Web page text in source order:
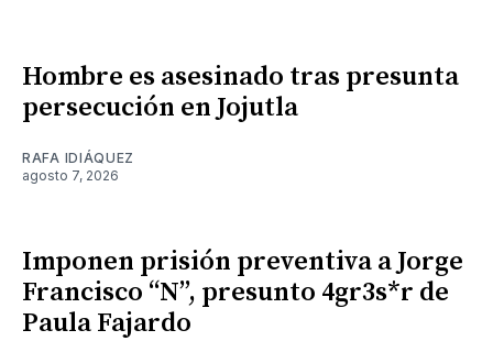
Hombre es asesinado tras presunta
persecución en Jojutla
RAFA IDIÁQUEZ
agosto 7, 2026
Imponen prisión preventiva a Jorge
Francisco “N”, presunto 4gr3s*r de
Paula Fajardo